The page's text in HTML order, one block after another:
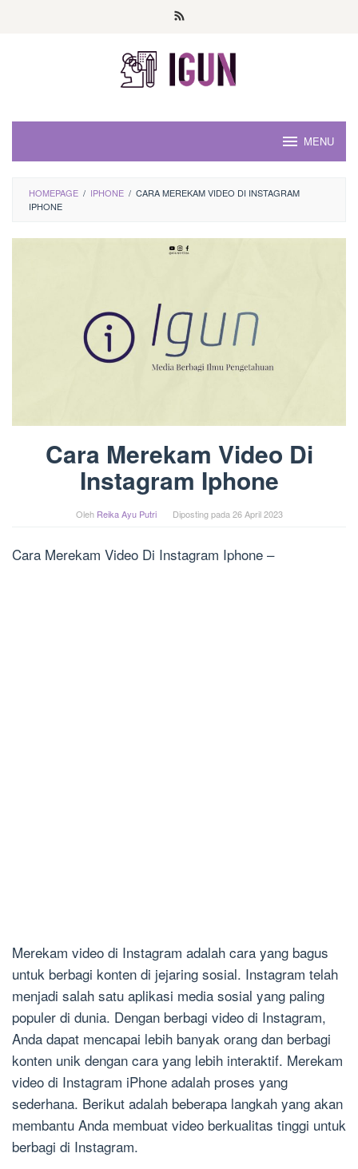
MENU
HOMEPAGE / IPHONE / CARA MEREKAM VIDEO DI INSTAGRAM
IPHONE
Cara Merekam Video Di
Instagram Iphone
Oleh Reika Ayu Putri Diposting pada 26 April 2023
Cara Merekam Video Di Instagram Iphone –
Merekam video di Instagram adalah cara yang bagus
untuk berbagi konten di jejaring sosial. Instagram telah
menjadi salah satu aplikasi media sosial yang paling
populer di dunia. Dengan berbagi video di Instagram,
Anda dapat mencapai lebih banyak orang dan berbagi
konten unik dengan cara yang lebih interaktif. Merekam
video di Instagram iPhone adalah proses yang
sederhana. Berikut adalah beberapa langkah yang akan
membantu Anda membuat video berkualitas tinggi untuk
berbagi di Instagram.